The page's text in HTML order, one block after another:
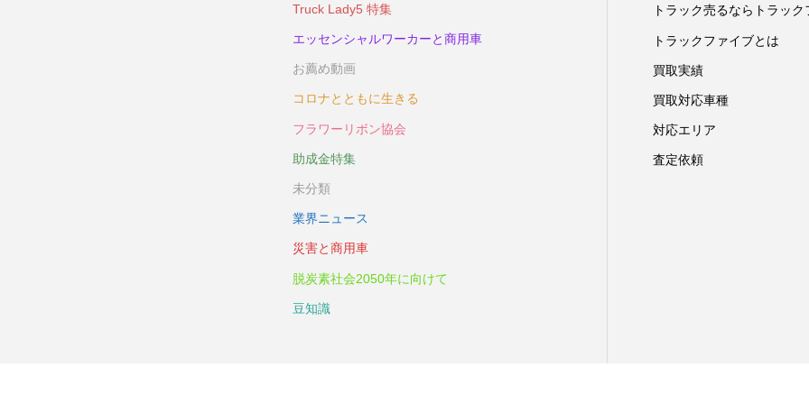
Truck Lady5 特集
エッセンシャルワーカーと商用車
お薦め動画
コロナとともに生きる
フラワーリボン協会
助成金特集
未分類
業界ニュース
災害と商用車
脱炭素社会2050年に向けて
豆知識
トラック売るならトラック
トラックファイブとは
買取実績
買取対応車種
対応エリア
査定依頼